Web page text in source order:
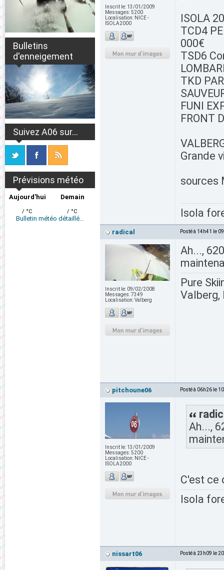
Bulletins
d'enneigement
Suivez A06 sur...
Prévisions météo
Aujourd'hui
/ °C
Demain
/ °C
Bulletin météo détaillé...
Inscrit le: 13/01/2009
Messages:5200
Localisation: NICE -
ISOLA2000
ISOLA
TCD4
000€
TSD6
TKD
FUNI
FRONT
Grande
sources
Isola
radical Posté à 14h41 le
Inscrit le: 09/02/2008
Messages:7349
Localisation:Valberg
Ah...,
Pure
Valberg,
pitchoune06 Posté à 06h26 le
Inscrit le: 13/01/2009
Messages:5200
Localisation: NICE -
ISOLA2000
Ah...,
C'est ce
Isola
nissart06 Posté à 23h09 le